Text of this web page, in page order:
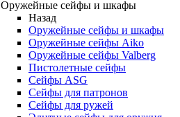
Оружейные сейфы и шкафы
Назад
Оружейные сейфы и шкафы
Оружейные сейфы Aiko
Оружейные сейфы Valberg
Пистолетные сейфы
Сейфы ASG
Сейфы для патронов
Сейфы для ружей